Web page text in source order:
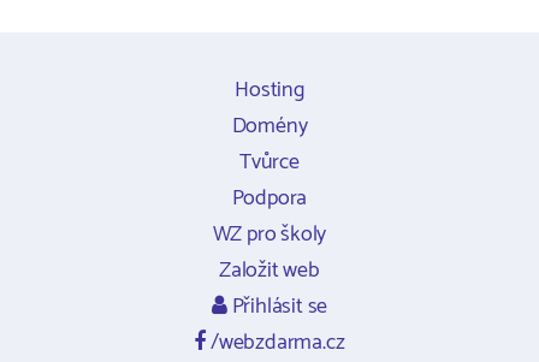
Hosting
Domény
Tvůrce
Podpora
WZ pro školy
Založit web
Přihlásit se
/webzdarma.cz